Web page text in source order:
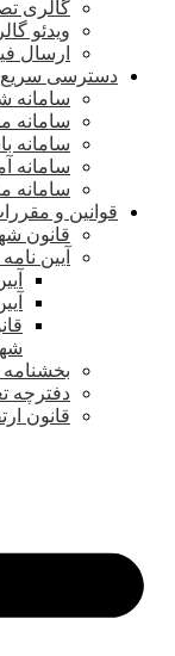
گالری
ویدئو
ارسال
دسترسی سریع
سامانه
سامانه
سامانه
سامانه
سامانه
قوانین و
قانون
آیین
بخشنامه بودجه
دفترچه
قانون